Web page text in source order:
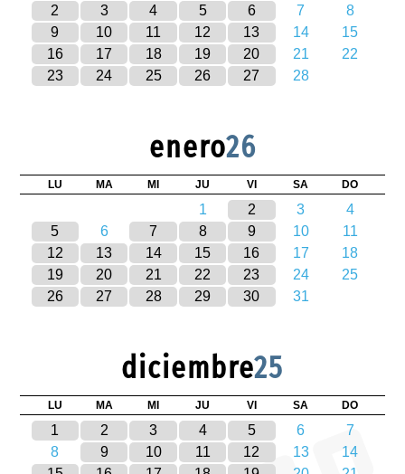
2
3 4 5 6 7
8
9
10 11 12 13 14
15
16
17 18 19 20 21
22
23
24 25 26 27 28
enero26
LU MA MI JU VI SA DO
1 2 3
4
5
6 7 8 9 10
11
12
13 14 15 16 17
18
19
20 21 22 23 24
25
26
27 28 29 30 31
diciembre25
LU MA MI JU VI SA DO
1 2 3 4 5 6
7
8
9 10 11 12 13
14